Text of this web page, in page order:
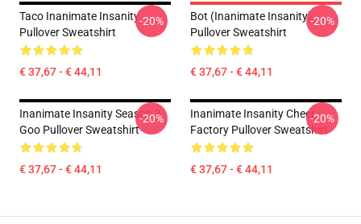
Taco Inanimate Insanity
Pullover Sweatshirt
€ 37,67 - € 44,11
-20%
Bot (Inanimate Insanity)
Pullover Sweatshirt
€ 37,67 - € 44,11
-20%
Inanimate Insanity Season 3
Goo Pullover Sweatshirt
€ 37,67 - € 44,11
-20%
Inanimate Insanity Cheer
Factory Pullover Sweatshirt
€ 37,67 - € 44,11
-20%